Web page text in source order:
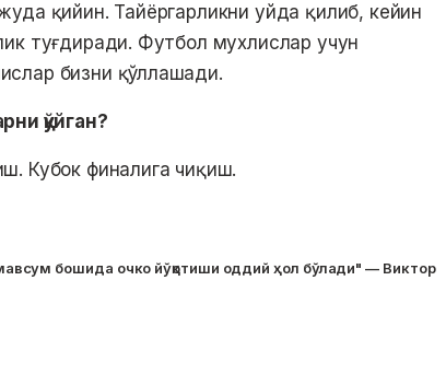
қийин. Тайёргарликни уйда қилиб, кейин
туғдиради. Футбол мухлислар учун
бизни қўллашади.
қўйган?
Кубок финалига чиқиш.
бошида очко йўқотиши оддий ҳол бўлади" — Виктор